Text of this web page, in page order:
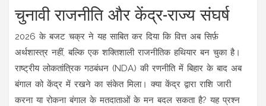
चुनावी राजनीति और केंद्र-राज्य संघर्ष
2026 के बजट चक्र ने यह साबित कर दिया कि वित्त अब सिर्फ़
अर्थशास्त्र नहीं, बल्कि एक शक्तिशाली राजनीतिक हथियार बन चुका है।
राष्ट्रीय लोकतांत्रिक गठबंधन (NDA) की रणनीति में बिहार के बाद अब
बंगाल को केंद्र में रखने का संकेत मिला। क्या केंद्र द्वारा राशि जारी
करना या रोकना बंगाल के मतदाताओं के मन बदल सकता है? यह प्रश्न